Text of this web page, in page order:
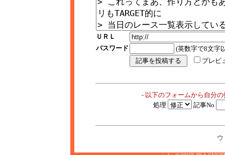
ＵＲＬ
パスワード
(英数字で8文字
プレビ
- 以下のフォームから自分
処理
記事No